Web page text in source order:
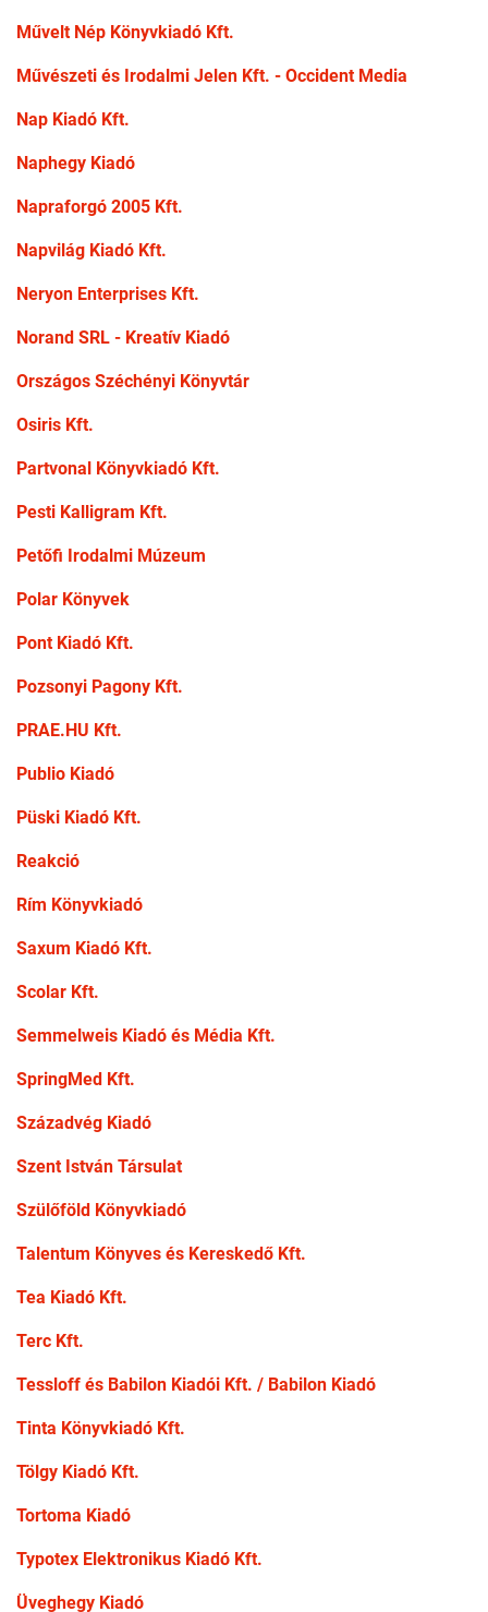
Művelt Nép Könyvkiadó Kft.
Művészeti és Irodalmi Jelen Kft. - Occident Media
Nap Kiadó Kft.
Naphegy Kiadó
Napraforgó 2005 Kft.
Napvilág Kiadó Kft.
Neryon Enterprises Kft.
Norand SRL - Kreatív Kiadó
Országos Széchényi Könyvtár
Osiris Kft.
Partvonal Könyvkiadó Kft.
Pesti Kalligram Kft.
Petőfi Irodalmi Múzeum
Polar Könyvek
Pont Kiadó Kft.
Pozsonyi Pagony Kft.
PRAE.HU Kft.
Publio Kiadó
Püski Kiadó Kft.
Reakció
Rím Könyvkiadó
Saxum Kiadó Kft.
Scolar Kft.
Semmelweis Kiadó és Média Kft.
SpringMed Kft.
Századvég Kiadó
Szent István Társulat
Szülőföld Könyvkiadó
Talentum Könyves és Kereskedő Kft.
Tea Kiadó Kft.
Terc Kft.
Tessloff és Babilon Kiadói Kft. / Babilon Kiadó
Tinta Könyvkiadó Kft.
Tölgy Kiadó Kft.
Tortoma Kiadó
Typotex Elektronikus Kiadó Kft.
Üveghegy Kiadó